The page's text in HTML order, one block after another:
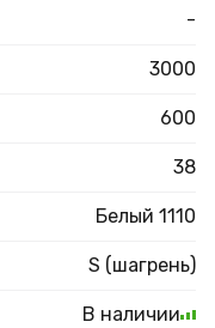
-
3000
600
38
Белый 1110
S (шагрень)
В наличии